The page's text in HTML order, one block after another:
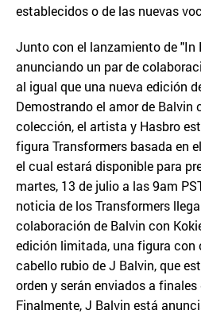
establecidos o de las nuevas
Junto con el lanzamiento de "In
anunciando un par de
al igual que una nueva edición
Demostrando el amor de Balvin
colección, el artista y Hasbro
figura Transformers basada en
el cual estará disponible para
martes, 13 de julio a las 9am
noticia de los Transformers
colaboración de Balvin con
edición limitada, una figura con
cabello rubio de J Balvin, que
orden y serán enviados a finales
Finalmente, J Balvin está